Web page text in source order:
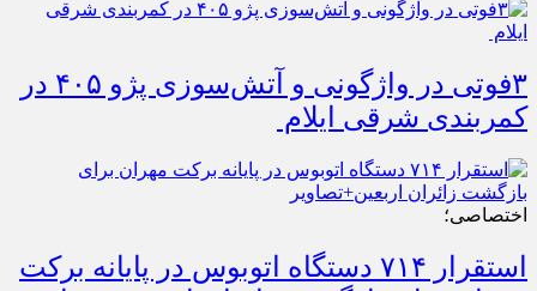
۳فوتی در واژگونی و آتش‌سوزی پژو ۴۰۵ در
کمربندی شرقی ایلام
اختصاصی؛
استقرار ۷۱۴ دستگاه اتوبوس در پایانه برکت